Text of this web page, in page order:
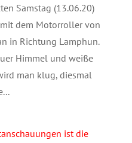
Samstag (13.06.20)
dem Motorroller von
in Richtung Lamphun.
Himmel und weiße
man klug, diesmal
ist die